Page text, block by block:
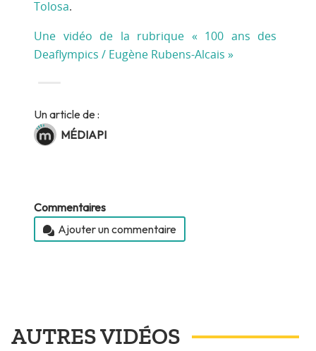
Tolosa.
Une vidéo de la rubrique « 100 ans des
Deaflympics / Eugène Rubens-Alcais »
Un article de :
MÉDIAPI
Commentaires
Ajouter un commentaire
AUTRES VIDÉOS